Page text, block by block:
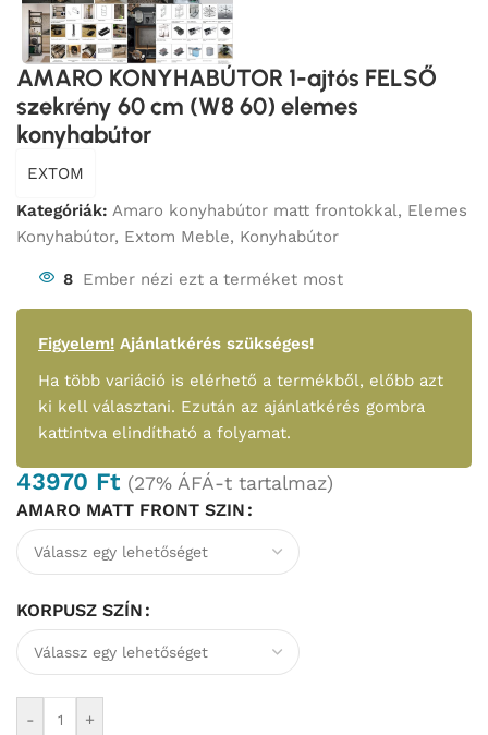
AMARO KONYHABÚTOR 1-ajtós FELSŐ
szekrény 60 cm (W8 60) elemes
konyhabútor
EXTOM
Kategóriák: Amaro konyhabútor matt frontokkal, Elemes
Konyhabútor, Extom Meble, Konyhabútor
8 Ember nézi ezt a terméket most
Figyelem! Ajánlatkérés szükséges!
Ha több variáció is elérhető a termékből, előbb azt
ki kell választani. Ezután az ajánlatkérés gombra
kattintva elindítható a folyamat.
43970 Ft (27% ÁFÁ-t tartalmaz)
AMARO MATT FRONT SZIN
KORPUSZ SZÍN
- +